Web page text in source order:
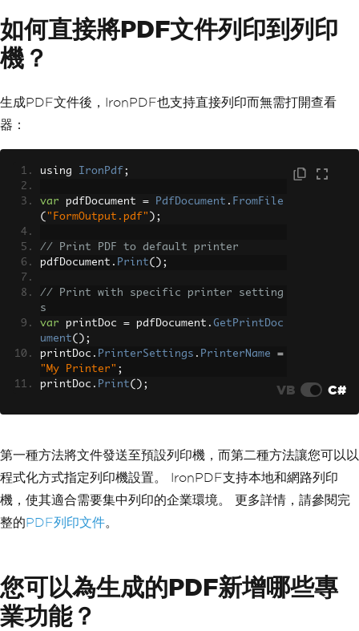
如何直接將PDF文件列印到列印
機？
生成PDF文件後，IronPDF也支持直接列印而無需打開查看
器：
using IronPdf ;
var pdfDocument = PdfDocument . FromFile
( "FormOutput.pdf" );
// Print PDF to default printer
pdfDocument . Print();
// Print with specific printer setting
s
var printDoc = pdfDocument . GetPrintDoc
ument();
printDoc . PrinterSettings . PrinterName
=
"My Printer" ;
printDoc . Print(); VB C#
第一種方法將文件發送至預設列印機，而第二種方法讓您可以以
程式化方式指定列印機設置。 IronPDF支持本地和網路列印
機，使其適合需要集中列印的企業環境。 更多詳情，請參閱完
整的PDF列印文件。
您可以為生成的PDF新增哪些專
業功能？